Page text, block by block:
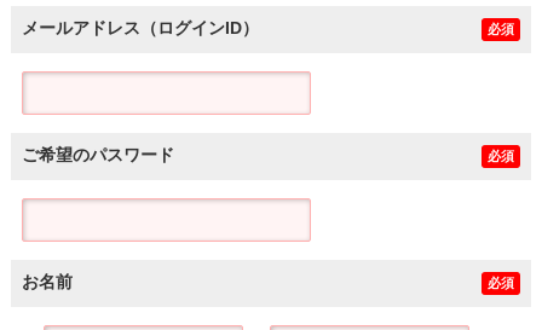
メールアドレス（ログインID） 必須
ご希望のパスワード 必須
お名前 必須